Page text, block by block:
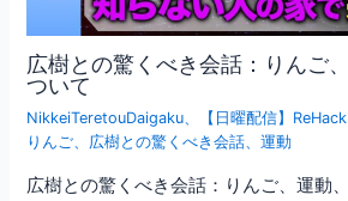
広樹との驚くべき会話：りんご
ついて
NikkeiTeretouDaigaku、 【日曜配信】ReHack
りんご、 広樹との驚くべき会話、運動
広樹との驚くべき会話：りんご、運動